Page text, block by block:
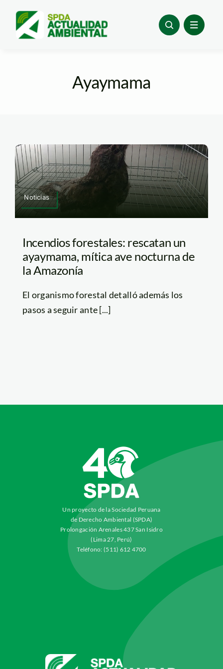
content
Ayaymama
Noticias
Incendios forestales: rescatan un
ayaymama, mítica ave nocturna de
la Amazonía
El organismo forestal detalló además los
pasos a seguir ante [...]
Un proyecto de la Sociedad Peruana
de Derecho Ambiental (SPDA)
Prolongación Arenales 437 San Isidro
(Lima 27, Perú)
Teléfono: (511) 612 4700